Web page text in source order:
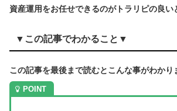
資産運用をお任せできるのがトラリピの良い
▼この記事でわかること▼
この記事を最後まで読むとこんな事がわかり